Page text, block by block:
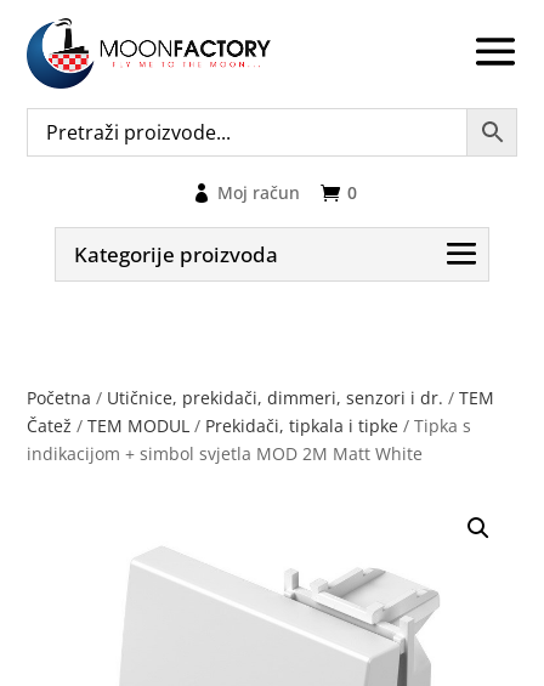
0
Moj račun
Kategorije proizvoda
Početna / Utičnice, prekidači, dimmeri, senzori i dr. /TEM
Čatež /TEM MODUL / Prekidači, tipkala i tipke / Tipka s
indikacijom + simbol svjetla MOD 2M Matt White